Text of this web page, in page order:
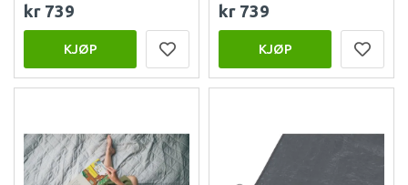
kr 739
KJØP
kr 739
KJØP